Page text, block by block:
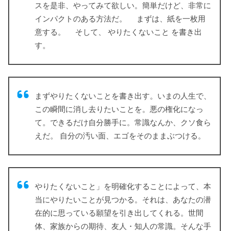
スを是非、やってみて欲しい。簡単だけど、非常に
インパクトのある方法だ。 まずは、紙を一枚用
意する。 そして、 やりたくないこと を書き出
す。
まずやりたくないことを書き出す。いまの人生で、
この瞬間に消し去りたいことを。悪の権化になっ
て。できるだけ自分勝手に。常識なんか、クソ食ら
えだ。 自分の汚い面、エゴをそのままぶつける。
やりたくないこと」を明確化することによって、本
当にやりたいことが見つかる。それは、あなたの潜
在的に思っている願望を引き出してくれる。世間
体、家族からの期待、友人・知人の常識。そんな手